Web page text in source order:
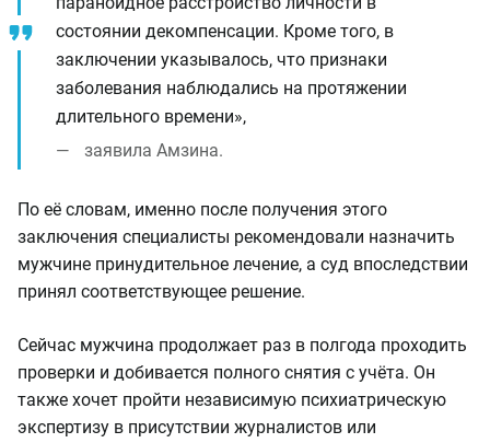
состоянии декомпенсации. Кроме того, в
заключении указывалось, что признаки
заболевания наблюдались на протяжении
длительного времени»,
заявила Амзина.
По её словам, именно после получения этого
заключения специалисты рекомендовали назначить
мужчине принудительное лечение, а суд впоследствии
принял соответствующее решение.
Сейчас мужчина продолжает раз в полгода проходить
проверки и добивается полного снятия с учёта. Он
также хочет пройти независимую психиатрическую
экспертизу в присутствии журналистов или